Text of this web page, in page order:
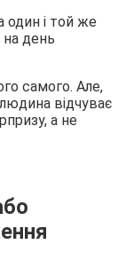
один і той же
на день
самого. Але,
відчуває
а не